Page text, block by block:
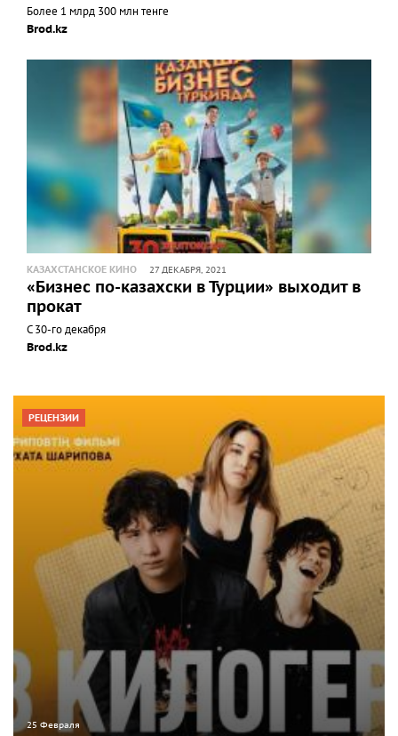
Более 1 млрд 300 млн тенге
Brod.kz
КАЗАХСТАНСКОЕ КИНО 27 ДЕКАБРЯ, 2021
«Бизнес по-казахски в Турции» выходит в
прокат
С 30-го декабря
Brod.kz
РЕЦЕНЗИИ
25 Февраля